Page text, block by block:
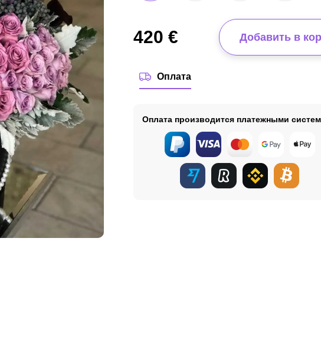
420 € Добавить в
Оплата
Оплата производится платежными